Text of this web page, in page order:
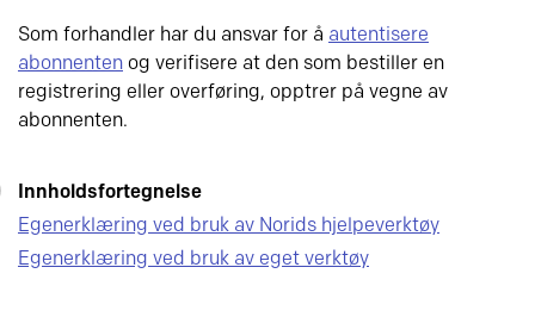
Som forhandler har du ansvar for å autentisere
abonnenten og verifisere at den som bestiller en
registrering eller overføring, opptrer på vegne av
abonnenten.
Innholdsfortegnelse
Egenerklæring ved bruk av Norids hjelpeverktøy
Egenerklæring ved bruk av eget verktøy